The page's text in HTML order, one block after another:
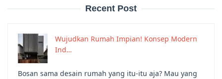
Recent Post
Wujudkan Rumah Impian! Konsep Modern
Ind…
Bosan sama desain rumah yang itu-itu aja? Mau yang